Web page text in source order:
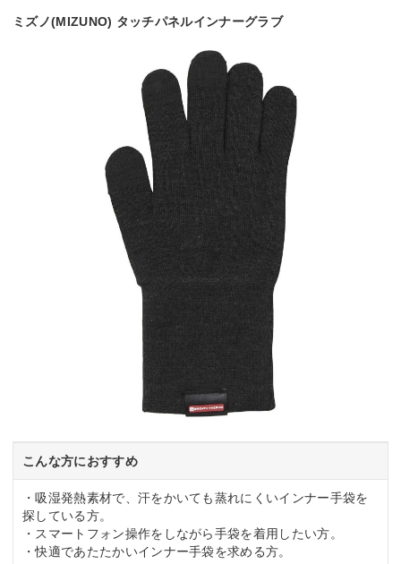
ミズノ(MIZUNO) タッチパネルインナーグラブ
こんな方におすすめ
・吸湿発熱素材で、汗をかいても蒸れにくいインナー手袋を
探している方。
・スマートフォン操作をしながら手袋を着用したい方。
・快適であたたかいインナー手袋を求める方。